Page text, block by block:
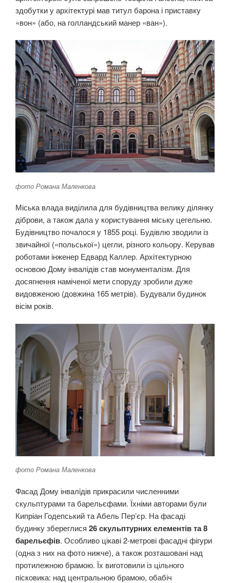
здобутки у архітектурі мав титул барона і приставку
«вон» (або, на голландський манер «ван»).
фото Романа Маленкова
Міська влада виділила для будівництва велику ділянку
діброви, а також дала у користування міську цегельню.
Будівництво почалося у 1855 році. Будівлю зводили із
звичайної («польської») цегли, різного кольору. Керував
роботами інженер Едвард Каллер. Архітектурною
основою Дому інвалідів став монументалізм. Для
досягнення наміченої мети споруду зробили дуже
видовженою (довжина 165 метрів). Будували будинок
вісім років.
фото Романа Маленкова
Фасад Дому інвaлiдів прикрасили численними
скульптурами та барельєфами. Їхніми авторами були
Кипріан Годепський та Абель Пер’єр. На фасаді
будинку збереглися 26 скульптурних елементів та 8
барельєфів. Особливо цікаві 2-метрові фасадні фігури
(одна з них на фото нижче), а також розташовані над
протилежною брамою. Їх виготовили із цільного
пісковика: над центральною брамою, обабіч